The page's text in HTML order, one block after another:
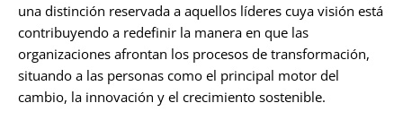
una distinción reservada a aquellos líderes cuya visión está
contribuyendo a redefinir la manera en que las
organizaciones afrontan los procesos de transformación,
situando a las personas como el principal motor del
cambio, la innovación y el crecimiento sostenible.